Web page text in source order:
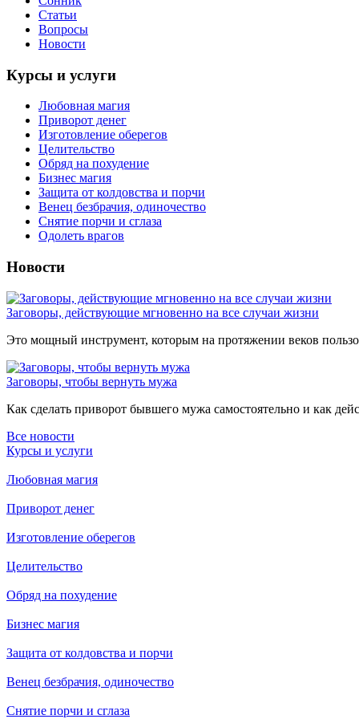
Статьи
Вопросы
Новости
Курсы и услуги
Любовная магия
Приворот денег
Изготовление оберегов
Целительство
Обряд на похудение
Бизнес магия
Защита от колдовства и порчи
Венец безбрачия, одиночество
Снятие порчи и сглаза
Одолеть врагов
Новости
Заговоры, действующие мгновенно на все случаи жизни
Это мощный инструмент, которым на протяжении веков
Заговоры, чтобы вернуть мужа
Как сделать приворот бывшего мужа самостоятельно и как
Все новости
Курсы и услуги
Любовная магия
Приворот денег
Изготовление оберегов
Целительство
Обряд на похудение
Бизнес магия
Защита от колдовства и порчи
Венец безбрачия, одиночество
Снятие порчи и сглаза